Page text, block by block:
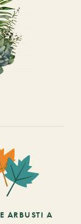
ARBUSTI A